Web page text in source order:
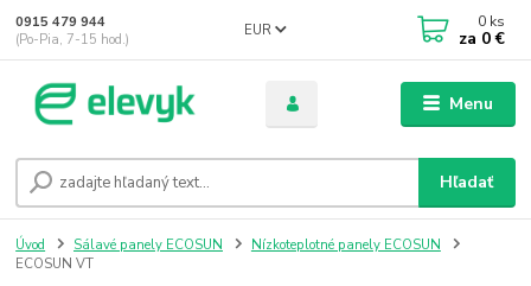
Menu
EUR
Hľadať
0915 479 944
(Po-Pia, 7-15 hod.)
0 ks
za 0 €
Úvod Sálavé panely ECOSUN
Nízkoteplotné panely ECOSUN
ECOSUN VT